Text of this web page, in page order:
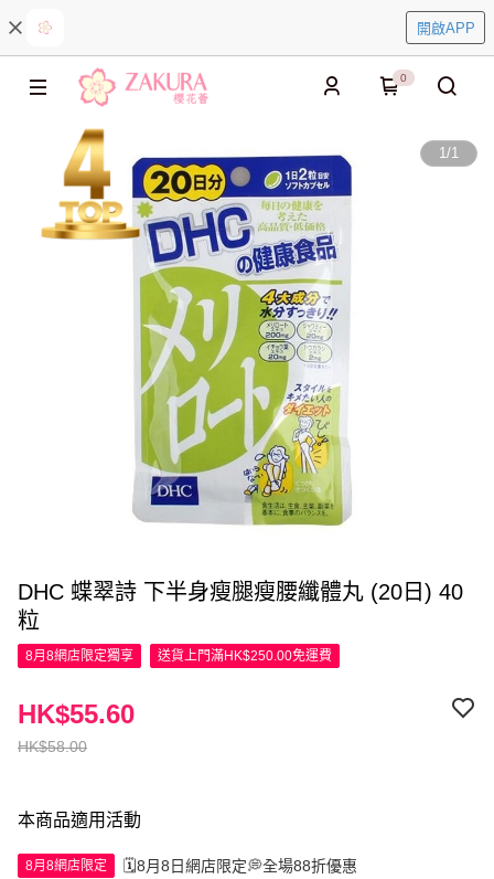
開啟APP
0
1/1
DHC 蝶翠詩 下半身瘦腿瘦腰纖體丸 (20日) 40
粒
8月8網店限定獨享 送貨上門滿HK$250.00免運費
HK$58.00
HK$55.60
本商品適用活動
8月8網店限定 🗓️8月8日網店限定💭全場88折優惠